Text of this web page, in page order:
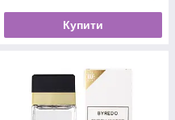
Купити